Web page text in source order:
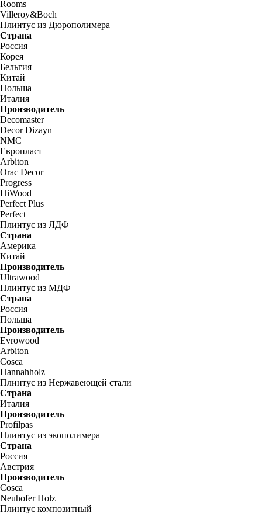
Rooms
Villeroy&Boch
Плинтус из Дюрополимера
Страна
Россия
Корея
Бельгия
Китай
Польша
Италия
Производитель
Decomaster
Decor Dizayn
NMC
Европласт
Arbiton
Orac Decor
Progress
HiWood
Perfect Plus
Perfect
Плинтус из ЛДФ
Страна
Америка
Китай
Производитель
Ultrawood
Плинтус из МДФ
Страна
Россия
Польша
Производитель
Evrowood
Arbiton
Cosca
Hannahholz
Плинтус из Нержавеющей стали
Страна
Италия
Производитель
Profilpas
Плинтус из экополимера
Страна
Россия
Австрия
Производитель
Cosca
Neuhofer Holz
Плинтус композитный